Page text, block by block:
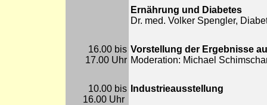
Ernährung und Diabetes
Dr. med. Volker Spengler,
16.00 bis
17.00 Uhr
Vorstellung der Ergebnisse
Moderation: Michael
10.00 bis
16.00 Uhr
Industrieausstellung